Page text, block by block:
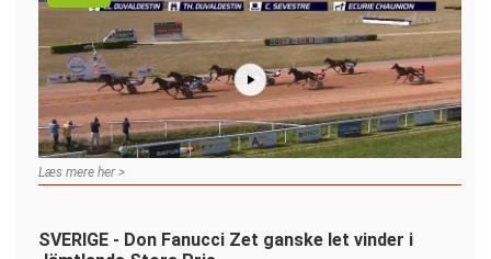
Læs mere her >
SVERIGE - Don Fanucci Zet ganske let vinder i